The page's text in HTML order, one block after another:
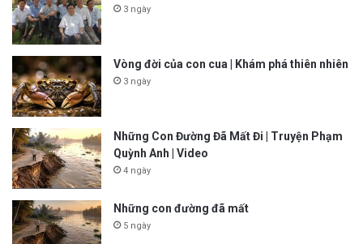
3 ngày
Vòng đời của con cua | Khám phá thiên nhiên
3 ngày
Những Con Đường Đã Mất Đi | Truyện Phạm
Quỳnh Anh | Video
4 ngày
Những con đường đã mất
5 ngày